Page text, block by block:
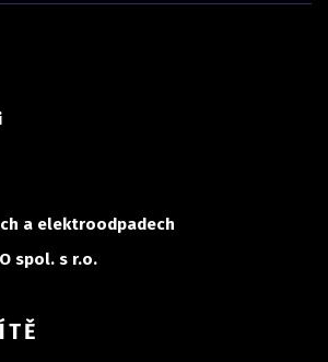
a elektroodpadech
spol. s r.o.